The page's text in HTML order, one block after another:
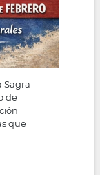
Sagra
de
que